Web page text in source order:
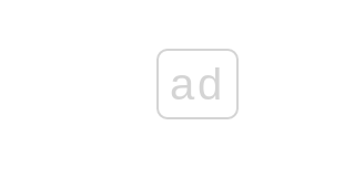
ad